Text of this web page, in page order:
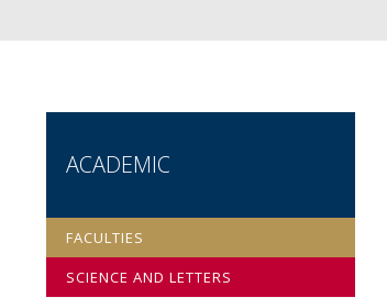
ACADEMIC
FACULTIES
SCIENCE AND LETTERS